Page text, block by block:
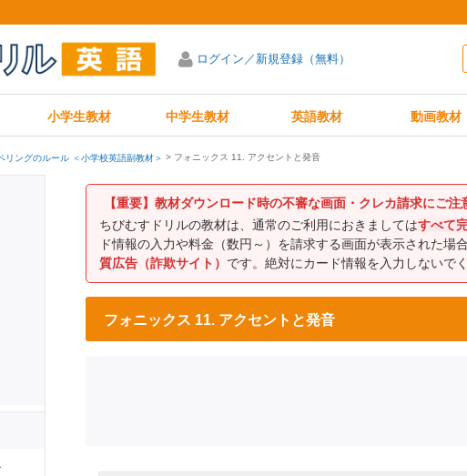
ログイン／新規登録（無料）
小学生教材 中学生教材 英語教材 動画教材
ングのルール ＜小学校英語副教材＞ フォニックス 11. アクセントと発音
【重要】教材ダウンロード時の不審な画面・クレカ請求にご注
ちびむすドリルの教材は、通常のご利用におきましてはすべて
ド情報の入力や料金（数円～）を請求する画面が表示された場
質広告（詐欺サイト） です。絶対にカード情報を入力しないで
フォニックス 11. アクセントと発音